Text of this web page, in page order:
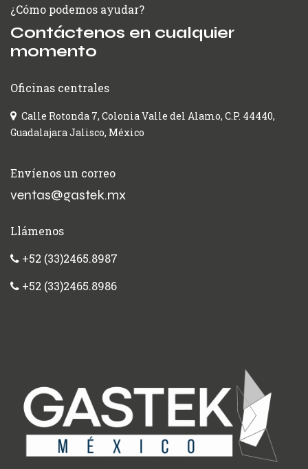
¿Cómo podemos ayudar?
Contáctenos en cualquier
momento
Oficinas centrales
Calle Rotonda 7, Colonia Valle del Alamo, C.P. 44440,
Guadalajara Jalisco, México
Envíenos un correo
ventas@gastek.mx
Llámenos
+52 (33)2465.8987
+52 (33)2465.8986